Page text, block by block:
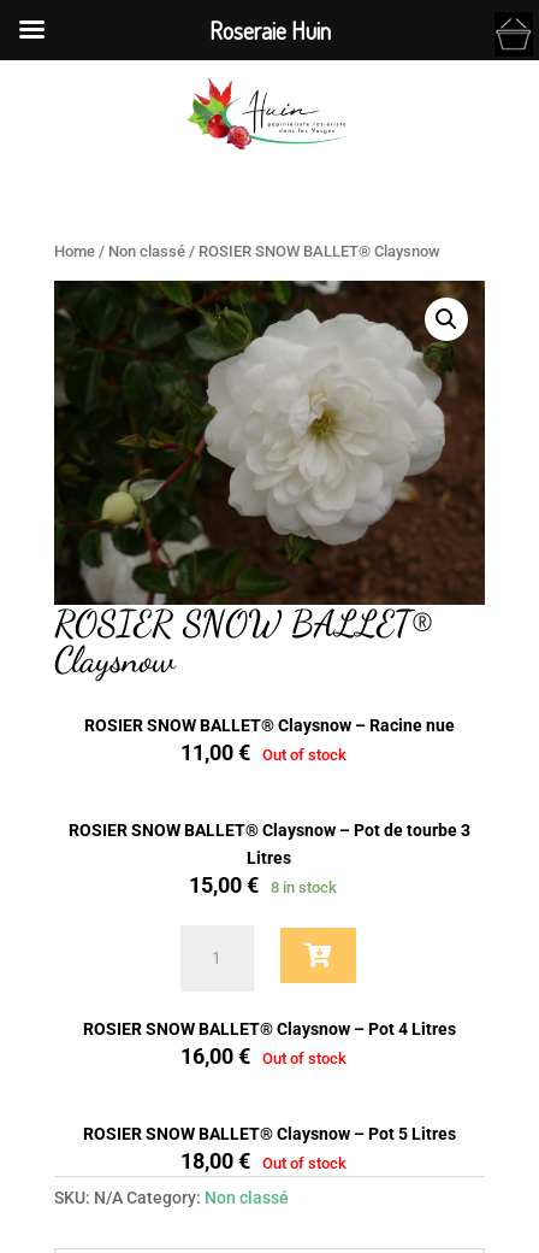
Home/ Non classé/ ROSIER SNOW BALLET® Claysnow
ROSIER SNOW BALLET®
Claysnow
ROSIER SNOW BALLET® Claysnow – Racine nue
11,00 € Out of stock
ROSIER SNOW BALLET® Claysnow – Pot de tourbe 3
Litres
15,00€ 8 in stock
SNOW
Claysnow
quantity
ROSIER SNOW BALLET® Claysnow – Pot 4 Litres
16,00 € Out of stock
ROSIER SNOW BALLET® Claysnow – Pot 5 Litres
18,00 € Out of stock
SKU: N/A Category: Non classé
Roseraie Huin